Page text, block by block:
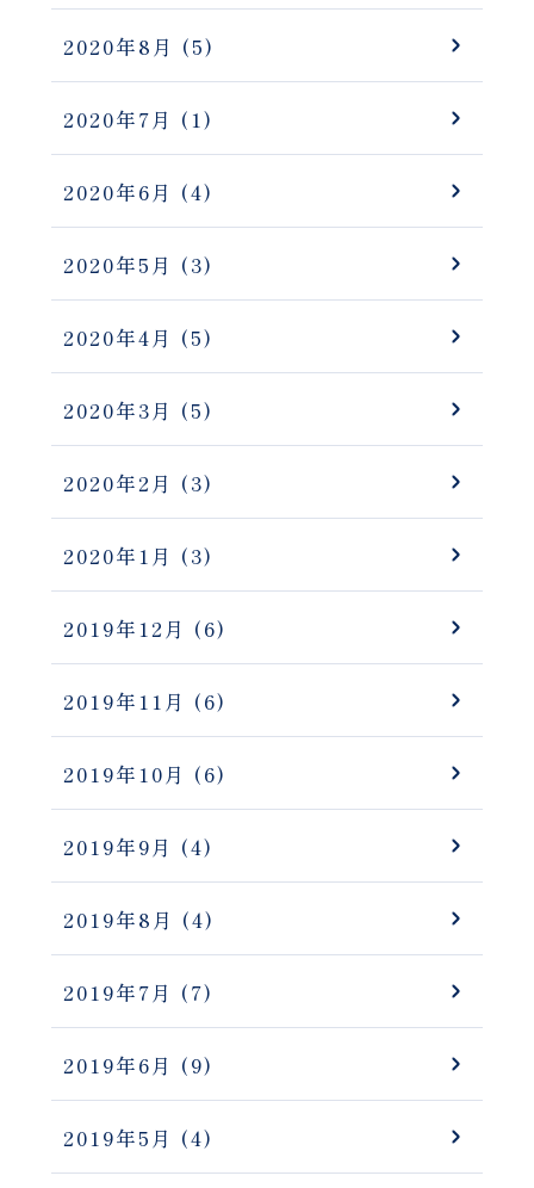
2020年8月 (5)
2020年7月 (1)
2020年6月 (4)
2020年5月 (3)
2020年4月 (5)
2020年3月 (5)
2020年2月 (3)
2020年1月 (3)
2019年12月 (6)
2019年11月 (6)
2019年10月 (6)
2019年9月 (4)
2019年8月 (4)
2019年7月 (7)
2019年6月 (9)
2019年5月 (4)